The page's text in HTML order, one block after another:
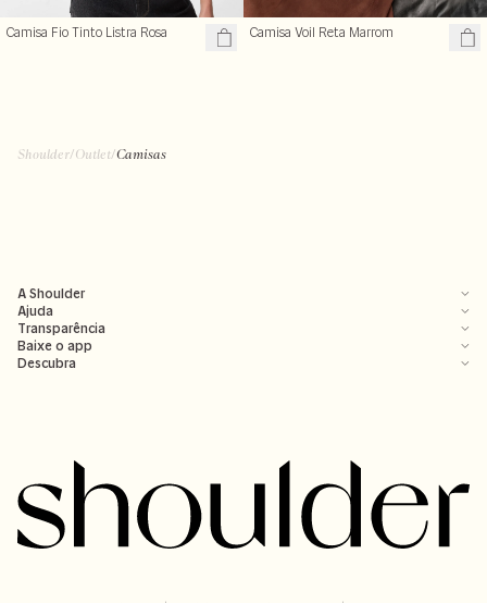
Camisa Fio Tinto Listra Rosa Camisa Voil Reta Marrom
A Shoulder
Ajuda
Transparência
Baixe o app